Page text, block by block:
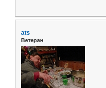
ats
Ветеран